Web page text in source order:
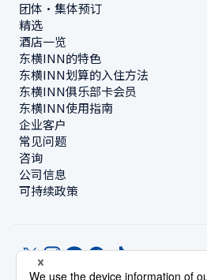
团体・集体预订
精选
酒店一览
东横INN的特色
东横INN划算的入住方法
东横INN俱乐部卡会员
东横INN使用指南
企业客户
常见问题
咨询
公司信息
可持续政策